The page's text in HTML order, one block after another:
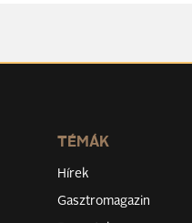
TÉMÁK
Hírek
Gasztromagazin